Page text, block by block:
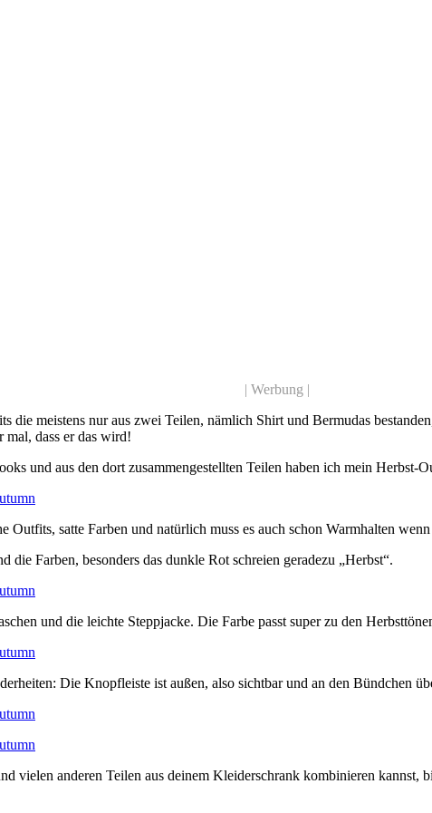
| Werbung |
die meistens nur aus zwei Teilen, nämlich Shirt und Bermudas
dass er das wird!
und aus den dort zusammengestellten Teilen haben ich mein Herbst-
Outfits, satte Farben und natürlich muss es auch schon Warmhalten
Farben, besonders das dunkle Rot schreien geradezu „Herbst“.
und die leichte Steppjacke. Die Farbe passt super zu den
Die Knopfleiste ist außen, also sichtbar und an den Bündchen
vielen anderen Teilen aus deinem Kleiderschrank kombinieren kannst,